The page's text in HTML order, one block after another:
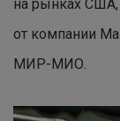
на рынках США,
от компании
МИР-МИО.